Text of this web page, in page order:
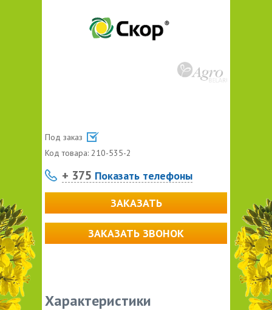
Под заказ
Код товара: 210-535-2
+ 375 Показать телефоны
ЗАКАЗАТЬ
ЗАКАЗАТЬ ЗВОНОК
Характеристики